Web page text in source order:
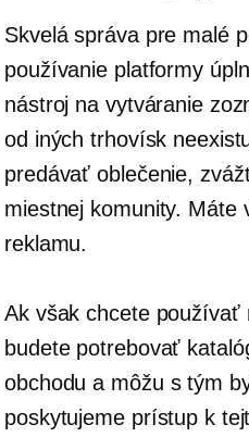
Skvelá správa pre malé
používanie platformy
nástroj na vytváranie
od iných trhovísk
predávať oblečenie,
miestnej komunity.
reklamu.
Ak však chcete používať
budete potrebovať
obchodu a môžu s tým
poskytujeme prístup k